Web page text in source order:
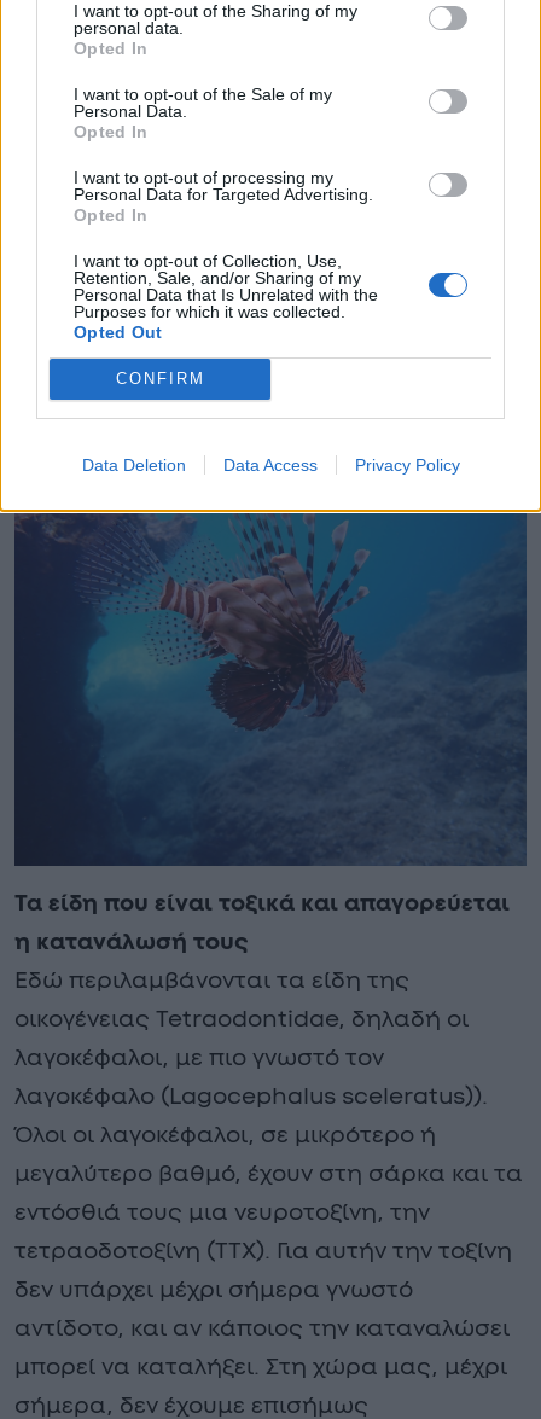
I want to opt-out of the Sharing of my
personal data.
Opted In
I want to opt-out of the Sale of my
Personal Data.
Opted In
I want to opt-out of processing my
Personal Data for Targeted Advertising.
Opted In
I want to opt-out of Collection, Use,
Retention, Sale, and/or Sharing of my
Personal Data that Is Unrelated with the
Purposes for which it was collected.
Opted Out
CONFIRM
Data Deletion Data Access Privacy Policy
Τα είδη που είναι τοξικά και απαγορεύεται
η κατανάλωσή τους
Εδώ περιλαμβάνονται τα είδη της
οικογένειας Tetraodontidae, δηλαδή οι
λαγοκέφαλοι, με πιο γνωστό τον
λαγοκέφαλο (Lagocephalus sceleratus)).
Όλοι οι λαγοκέφαλοι, σε μικρότερο ή
μεγαλύτερο βαθμό, έχουν στη σάρκα και τα
εντόσθιά τους μια νευροτοξίνη, την
τετραοδοτοξίνη (ΤΤΧ). Για αυτήν την τοξίνη
δεν υπάρχει μέχρι σήμερα γνωστό
αντίδοτο, και αν κάποιος την καταναλώσει
μπορεί να καταλήξει. Στη χώρα μας, μέχρι
σήμερα, δεν έχουμε επισήμως